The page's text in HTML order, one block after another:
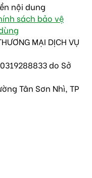
nội dung
sách bảo vệ
MẠI DỊCH VỤ
do Sở
Tân Sơn Nhì, TP